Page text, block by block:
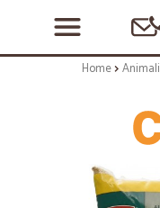
Home Animali